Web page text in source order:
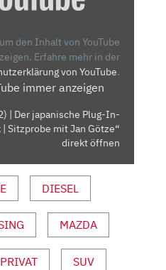
den Inhalt von YouTube
Erfahre mehr in der
von YouTube.
immer anzeigen
| Der japanische Plug-In-
Sitzprobe mit Jan Götze“
direkt öffnen
DIESEL
MAZDA
PRIVAT SUV